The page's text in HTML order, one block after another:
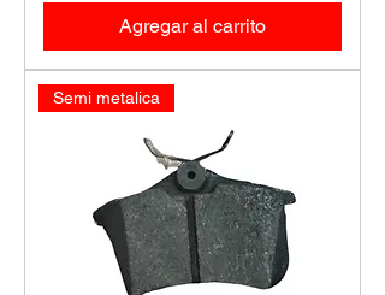
Agregar al carrito
Semi metalica